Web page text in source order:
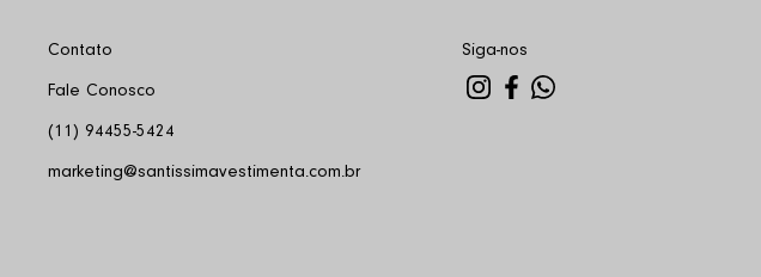
Contato
Fale Conosco
(11) 94455-5424
marketing@santissimavestimenta.com.br
Siga-nos